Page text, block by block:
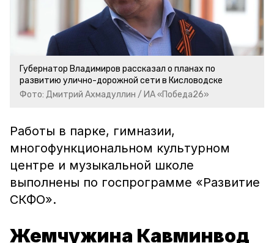
Губернатор Владимиров рассказал о планах по
развитию улично-дорожной сети в Кисловодске
Фото: Дмитрий Ахмадуллин / ИА «Победа26»
Работы в парке, гимназии,
многофункциональном культурном
центре и музыкальной школе
выполнены по госпрограмме «Развитие
СКФО».
Жемчужина Кавминвод